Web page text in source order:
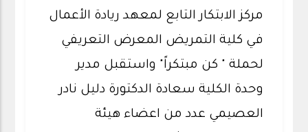
مركز الابتكار التابع لمعهد ريادة الأعمال
في كلية التمريض المعرض التعريفي
لحملة " كن مبتكراً" واستقبل مدير
وحدة الكلية سعادة الدكتورة دليل نادر
العصيمي عدد من اعضاء هيئة